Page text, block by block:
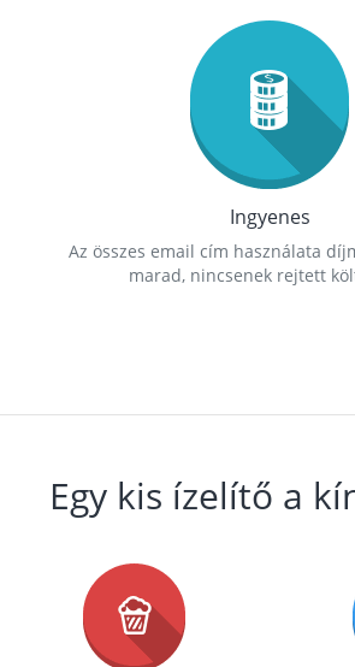
Ingyenes
Az összes email cím használata
marad, nincsenek rejtett
Egy kis ízelítő a